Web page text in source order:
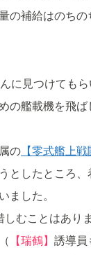
の補給はのちの
に見つけても
の艦載機を飛ば
の 【零式艦上戦
としたところ、
ました。
しむことはあり
【瑞鶴】 誘導員